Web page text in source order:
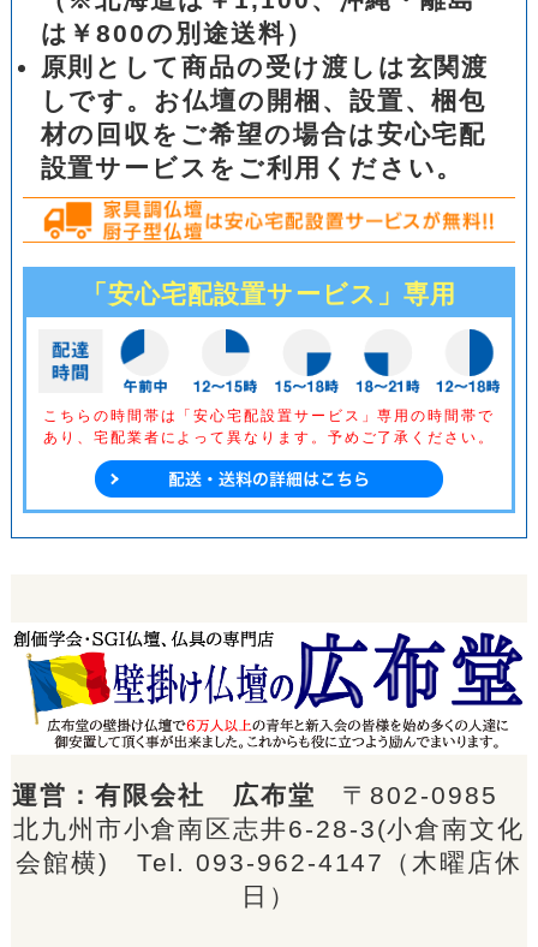
は￥800の別途送料）
原則として商品の受け渡しは玄関渡
しです。お仏壇の開梱、設置、梱包
材の回収をご希望の場合は安心宅配
設置サービスをご利用ください。
「安心宅配設置サービス」専用
こちらの時間帯は「安心宅配設置サービス」専用の時間帯で
あり、 宅配業者によって異なります。予めご了承ください。
運営：有限会社 広布堂 〒802-0985
北九州市小倉南区志井6-28-3(小倉南文化
会館横) Tel.093-962-4147
（木曜店休
日）